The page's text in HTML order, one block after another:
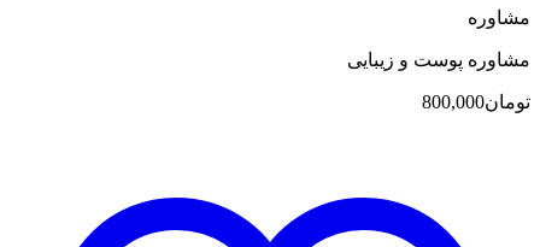
مشاوره
مشاوره پوست و زیبایی
تومان800,000